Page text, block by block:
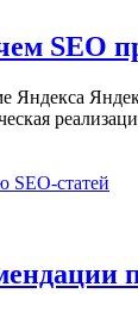
SEO